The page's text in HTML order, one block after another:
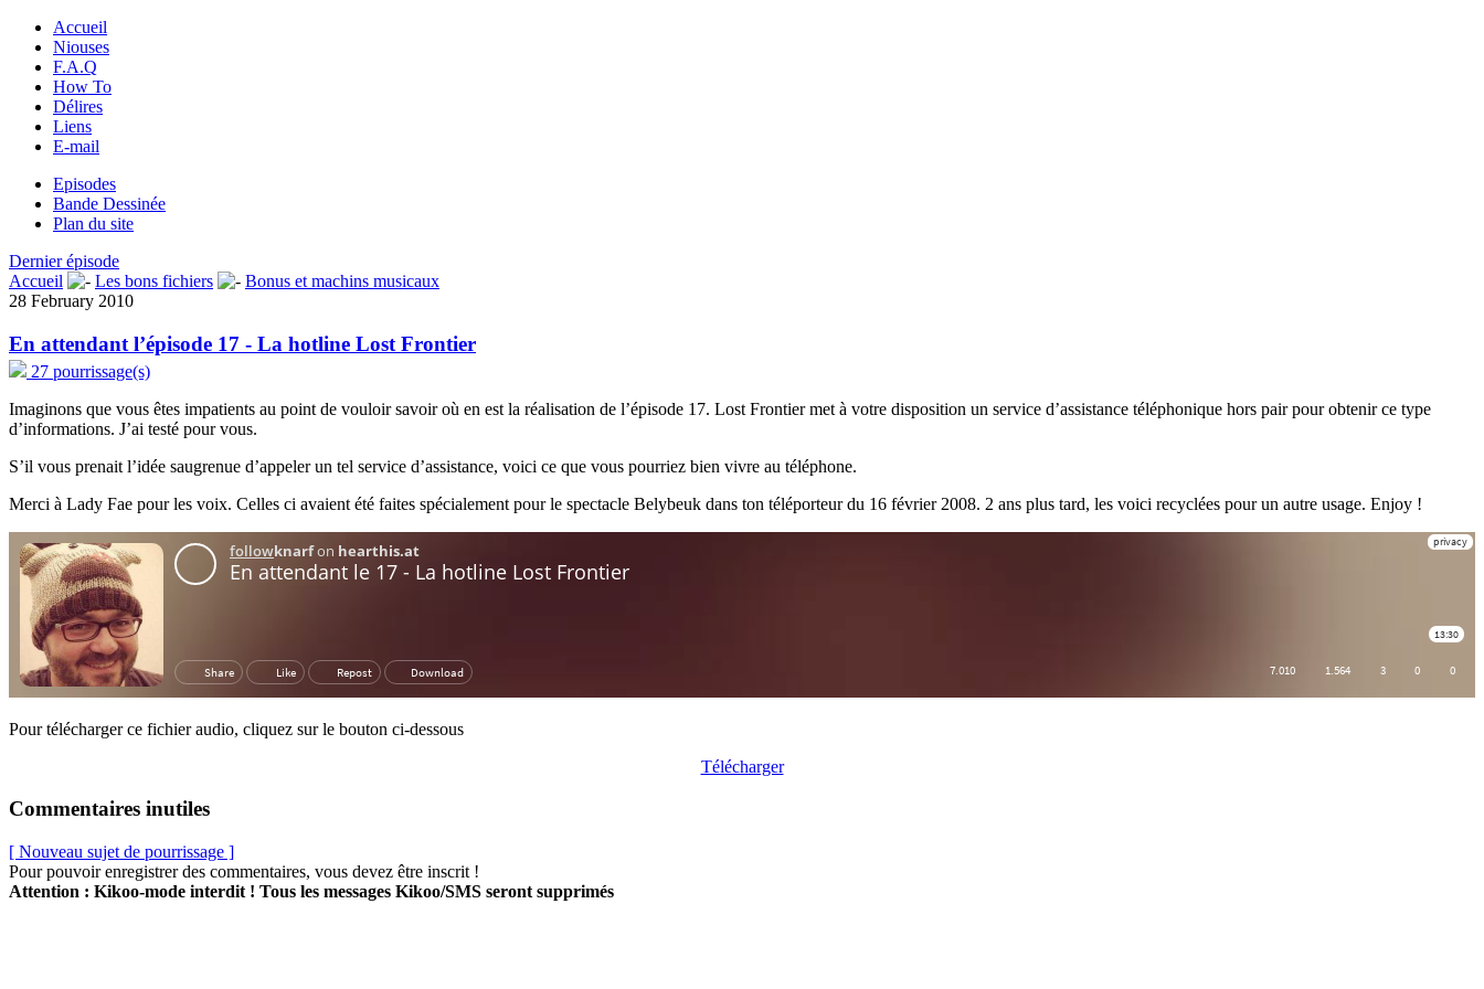
Accueil
Niouses
F.A.Q
How To
Délires
Liens
E-mail
Episodes
Bande Dessinée
Plan du site
Dernier épisode
Accueil
Les bons fichiers
Bonus et machins musicaux
28 February 2010
En attendant l’épisode 17 - La hotline Lost Frontier
27 pourrissage(s)
Imaginons que vous êtes impatients au point de vouloir savoir où en est la réalisation de l’épisode 17. Lost Frontier met à votre disposition un service d’assistance téléphonique hors pair pour obtenir ce type
d’informations. J’ai testé pour vous.
S’il vous prenait l’idée saugrenue d’appeler un tel service d’assistance, voici ce que vous pourriez bien vivre au téléphone.
Merci à Lady Fae pour les voix. Celles ci avaient été faites spécialement pour le spectacle Belybeuk dans ton téléporteur du 16 février 2008. 2 ans plus tard, les voici recyclées pour un autre usage. Enjoy !
Pour télécharger ce fichier audio, cliquez sur le bouton ci-dessous
Télécharger
Commentaires inutiles
[ Nouveau sujet de pourrissage ]
Pour pouvoir enregistrer des commentaires, vous devez être inscrit !
Attention : Kikoo-mode interdit ! Tous les messages Kikoo/SMS seront supprimés